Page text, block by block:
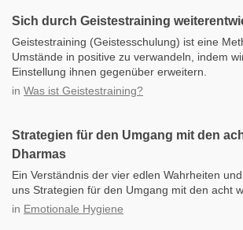
Sich durch Geistestraining
Geistestraining (Geistesschulung) ist eine
Umstände in positive zu verwandeln, indem
Einstellung ihnen gegenüber erweitern.
in Was ist Geistestraining?
Strategien für den Umgang mit den
Dharmas
Ein Verständnis der vier edlen Wahrheiten
uns Strategien für den Umgang mit den acht
in Emotionale Hygiene